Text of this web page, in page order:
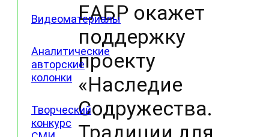
Видеоматериалы
Аналитические
авторские
колонки
Творческий
конкурс
ЕАБР окажет
поддержку
проекту
«Наследие
Содружества.